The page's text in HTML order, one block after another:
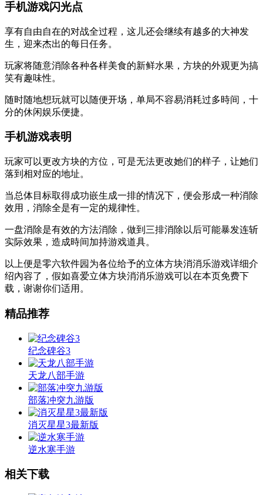
手机游戏闪光点
享有自由自在的对战全过程，这儿还会继续有越多的大神发
生，迎来杰出的每日任务。
玩家将随意消除各种各样美食的新鲜水果，方块的外观更为搞
笑有趣味性。
随时随地想玩就可以随便开场，单局不容易消耗过多時间，十
分的休闲娱乐便捷。
手机游戏表明
玩家可以更改方块的方位，可是无法更改她们的样子，让她们
落到相对应的地址。
当总体目标取得成功嵌生成一排的情况下，便会形成一种消除
效用，消除全是有一定的规律性。
一盘消除是有效的方法消除，做到三排消除以后可能暴发连斩
实际效果，造成時间加持游戏道具。
以上便是零六软件园为各位给予的立体方块消消乐游戏详细介
绍內容了，假如喜爱立体方块消消乐游戏可以在本页免费下
载，谢谢你们适用。
精品推荐
纪念碑谷3
天龙八部手游
部落冲突九游版
消灭星星3最新版
逆水寒手游
相关下载